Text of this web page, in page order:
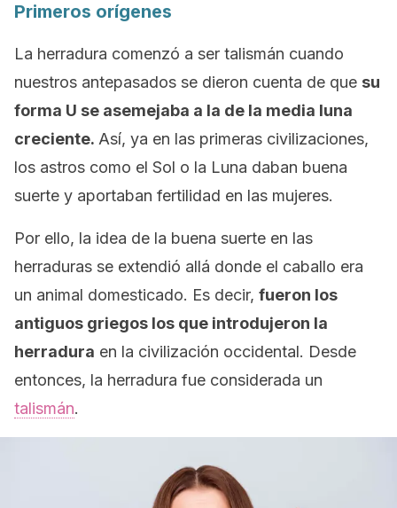
Primeros orígenes
La herradura comenzó a ser talismán cuando
nuestros antepasados se dieron cuenta de que su
forma U se asemejaba a la de la media luna
creciente. Así, ya en las primeras civilizaciones,
los astros como el Sol o la Luna daban buena
suerte y aportaban fertilidad en las mujeres.
Por ello, la idea de la buena suerte en las
herraduras se extendió allá donde el caballo era
un animal domesticado. Es decir, fueron los
antiguos griegos los que introdujeron la
herradura en la civilización occidental. Desde
entonces, la herradura fue considerada un
talismán.